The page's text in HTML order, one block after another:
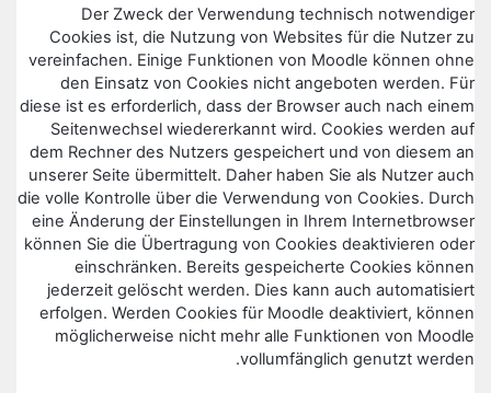
Der Zweck der Verwendung technisch notwendiger
Cookies ist, die Nutzung von Websites für die Nutzer zu
vereinfachen. Einige Funktionen von Moodle können ohne
den Einsatz von Cookies nicht angeboten werden. Für
diese ist es erforderlich, dass der Browser auch nach einem
Seitenwechsel wiedererkannt wird. Cookies werden auf
dem Rechner des Nutzers gespeichert und von diesem an
unserer Seite übermittelt. Daher haben Sie als Nutzer auch
die volle Kontrolle über die Verwendung von Cookies. Durch
eine Änderung der Einstellungen in Ihrem Internetbrowser
können Sie die Übertragung von Cookies deaktivieren oder
einschränken. Bereits gespeicherte Cookies können
jederzeit gelöscht werden. Dies kann auch automatisiert
erfolgen. Werden Cookies für Moodle deaktiviert, können
möglicherweise nicht mehr alle Funktionen von Moodle
vollumfänglich genutzt werden.